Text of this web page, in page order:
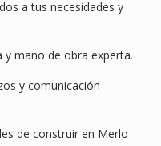
a tus necesidades y
y mano de obra experta.
y comunicación
de construir en Merlo